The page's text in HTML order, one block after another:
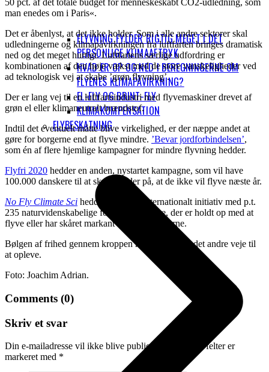
FLYVNING FYLDER RIGTIG MEGET I DET
PERSONLIGE KLIMAAFTRYK
HVAD ER OP OG NED I BEREGNINGERNE OM
FLYENES KLIMAPÅVIRKNING?
EL-FLY OG BRINT-FLY
KLIMAKOMPENSATION
FLYBESKATNING
50 pct. af det totale budget for menneskeskabt CO2-udledning, som
man enedes om i Paris«.
Det er åbenlyst, at det ikke holder. Som i alle andre sektorer skal
udledningerne og klimapåvirkningen fra luftfarten bringes dramatisk
ned og det meget hurtigt. Luftfartens særlige udfordring er
kombinationen af den høje vækst med de store vanskeligheder ved
ad teknologisk vej at skabe ’grøn flyvning’.
Der er lang vej til en luftfartsindustri med flyvemaskiner drevet af
grøn el eller klimaneutralt brændstof.
Indtil det eventuelt måtte blive virkelighed, er der næppe andet at
gøre for borgerne end at flyve mindre. ’Bevar jordforbindelsen’,
som én af flere hjemlige kampagner for mindre flyvning hedder.
Flyfri 2020 hedder en anden, nystartet kampagne, som vil have
100.000 danskere til at skrive under på, at de ikke vil flyve næste år.
No Fly Climate Sci hedder et tredje, internationalt initiativ med p.t.
235 naturvidenskabelige forskere og andre, der er holdt op med at
flyve eller har skåret markant ned på flyrejserne.
Bølgen af frihed gennem kroppen må de have fundet andre veje til
at opleve.
Foto: Joachim Adrian.
Comments (0)
Skriv et svar
Din e-mailadresse vil ikke blive publiceret.
Krævede felter er
markeret med *